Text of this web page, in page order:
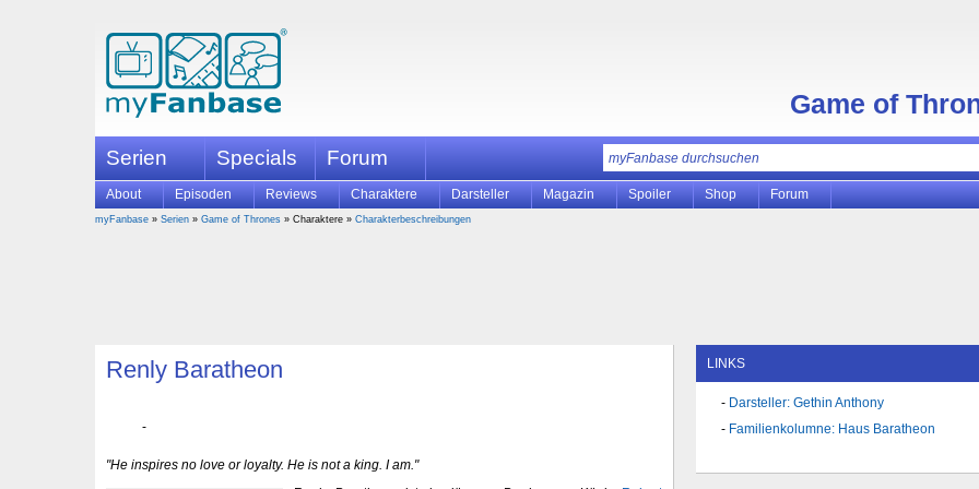
Game of
Serien Specials Forum
About Episoden Reviews Charaktere Darsteller Magazin Spoiler Shop Forum
myFanbase » Serien » Game of Thrones » Charaktere » Charakterbeschreibungen
Renly Baratheon
"He inspires no love or loyalty. He is not a king. I am."
LINKS
Darsteller: Gethin Anthony
Familienkolumne: Haus Baratheon